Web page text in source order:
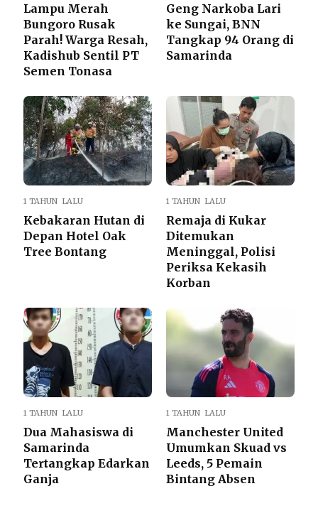
Lampu Merah
Bungoro Rusak
Parah! Warga Resah,
Kadishub Sentil PT
Semen Tonasa
Geng Narkoba Lari
ke Sungai, BNN
Tangkap 94 Orang di
Samarinda
1 TAHUN LALU
Kebakaran Hutan di
Depan Hotel Oak
Tree Bontang
1 TAHUN LALU
Remaja di Kukar
Ditemukan
Meninggal, Polisi
Periksa Kekasih
Korban
1 TAHUN LALU
Dua Mahasiswa di
Samarinda
Tertangkap Edarkan
Ganja
1 TAHUN LALU
Manchester United
Umumkan Skuad vs
Leeds, 5 Pemain
Bintang Absen